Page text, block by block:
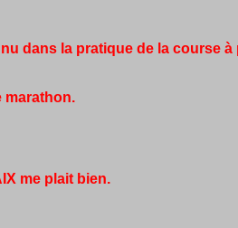
dans la pratique de la
marathon.
me plait bien.